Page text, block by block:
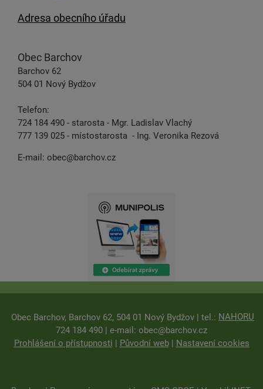
Adresa obecního úřadu
Obec Barchov
Barchov 62
504 01 Nový Bydžov
Telefon:
724 184 490 - starosta - Mgr. Ladislav Vlachý
777 139 025 - místostarosta - Ing. Veronika Rezová
E-mail: obec@barchov.cz
NAHORU
Obec Barchov, Barchov 62, 504 01 Nový Bydžov | tel.:
724 184 490 | e-mail: obec@barchov.cz
Prohlášení o přístupnosti | Původní web| Nastavení cookies